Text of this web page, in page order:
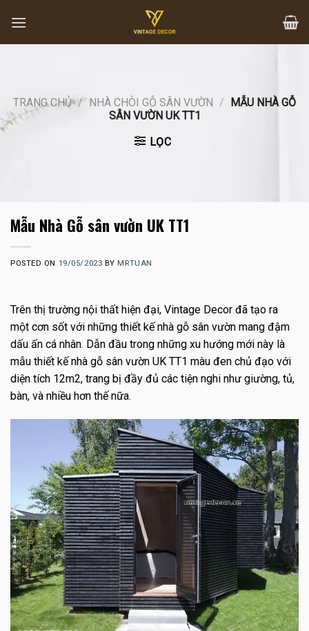
content
TRANG CHỦ / NHÀ CHÒI GỖ SÂN VƯỜN / MẪU NHÀ GỖ
SÂN VƯỜN UK TT1
LỌC
Mẫu Nhà Gỗ sân vườn UK TT1
POSTED ON 19/05/2023 BY MRTUAN
Trên thị trường nội thất hiện đại, Vintage Decor đã tạo ra
một cơn sốt với những thiết kế nhà gỗ sân vườn mang đậm
dấu ấn cá nhân. Dẫn đầu trong những xu hướng mới này là
mẫu thiết kế nhà gỗ sân vườn UK TT1 màu đen chủ đạo với
diện tích 12m2, trang bị đầy đủ các tiện nghi như giường, tủ,
bàn, và nhiều hơn thế nữa.